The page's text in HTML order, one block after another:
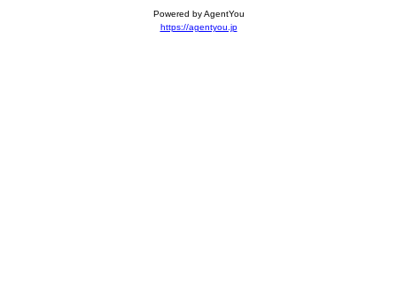
Powered by AgentYou
https://agentyou.jp